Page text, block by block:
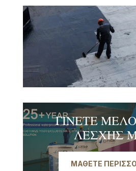
ΓΊΝΕΤΕ
ΛΈΣΧΗΣ
ΜΆΘΕΤΕ